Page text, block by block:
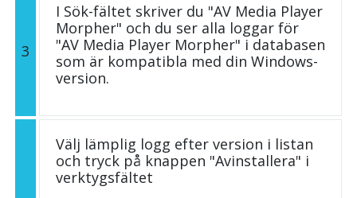
3
I Sök-fältet skriver du "AV Media Player
Morpher" och du ser alla loggar för
"AV Media Player Morpher" i databasen
som är kompatibla med din Windows-
version.
Välj lämplig logg efter version i listan
och tryck på knappen "Avinstallera" i
verktygsfältet